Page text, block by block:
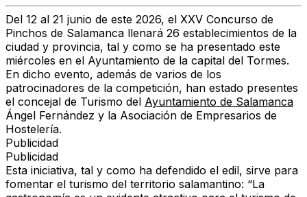
Del 12 al 21 junio de este 2026, el XXV Concurso de
Pinchos de Salamanca llenará 26 establecimientos de la
ciudad y provincia, tal y como se ha presentado este
miércoles en el Ayuntamiento de la capital del Tormes.
En dicho evento, además de varios de los
patrocinadores de la competición, han estado presentes
el concejal de Turismo del Ayuntamiento de Salamanca
Ángel Fernández y la Asociación de Empresarios de
Hostelería.
Publicidad
Publicidad
Esta iniciativa, tal y como ha defendido el edil, sirve para
fomentar el turismo del territorio salamantino: “La